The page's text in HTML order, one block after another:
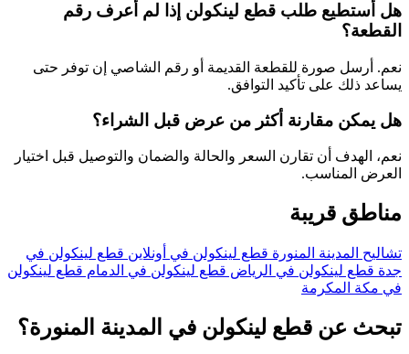
هل أستطيع طلب قطع لينكولن إذا لم أعرف رقم
القطعة؟
نعم. أرسل صورة للقطعة القديمة أو رقم الشاصي إن توفر حتى
يساعد ذلك على تأكيد التوافق.
هل يمكن مقارنة أكثر من عرض قبل الشراء؟
نعم، الهدف أن تقارن السعر والحالة والضمان والتوصيل قبل اختيار
العرض المناسب.
مناطق قريبة
تشاليح المدينة المنورة قطع لينكولن في أونلاين قطع لينكولن في
جدة قطع لينكولن في الرياض قطع لينكولن في الدمام قطع لينكولن
في مكة المكرمة
تبحث عن قطع لينكولن في المدينة المنورة؟